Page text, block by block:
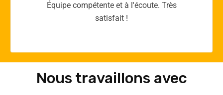
Merci yellow365.work pour votre expertise!
Nous travaillons avec